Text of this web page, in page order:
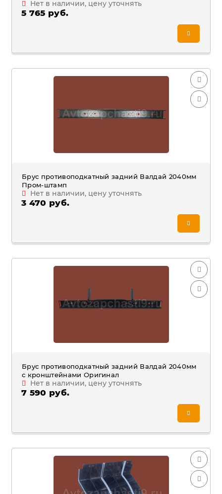
Нет в наличии, цену уточнять
5 765 руб.
Брус противоподкатный задний Валдай 2040мм
Пром-штамп
Нет в наличии, цену уточнять
3 470 руб.
Брус противоподкатный задний Валдай 2040мм
с кронштейнами Оригинал
Нет в наличии, цену уточнять
7 590 руб.